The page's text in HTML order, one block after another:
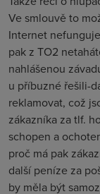
Ve smlouvě to
Internet
pak z TO2
nahlášenou
u příbuzné řešili-
reklamovat, což
zákazníka za tlf.
schopen a
proč má pak
další peníze za
by měla být